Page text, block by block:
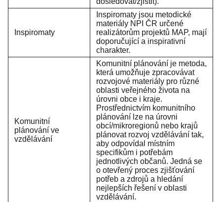
Inspiromaty
Inspiromaty jsou metodické
materiály NPI ČR určené
realizátorům projektů MAP, mají
doporučující a inspirativní
charakter.
Komunitní
plánování ve
vzdělávání
Komunitní plánování je metoda,
která umožňuje zpracovávat
rozvojové materiály pro různé
oblasti veřejného života na
úrovni obce i kraje.
Prostřednictvím komunitního
plánování lze na úrovni
obcí/mikroregionů nebo krajů
plánovat rozvoj vzdělávání tak,
aby odpovídal místním
specifikům i potřebám
jednotlivých občanů. Jedná se
o otevřený proces zjišťování
potřeb a zdrojů a hledání
nejlepších řešení v oblasti
vzdělávání.